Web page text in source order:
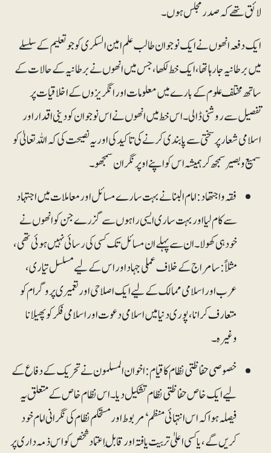
لائق تھے کہ صدر مجلس ہوں۔
ایک دفعہ انھوں نے ایک نوجوان طالب علم امین السکری کو جو تعلیم کے سلسلے
میں برطانیہ جارہا تھا، ایک خط لکھا، جس میں انھوں نے برطانیہ کے حالات کے
ساتھ مختلف علوم کے بارے میں معلومات اور انگریزوں کے اخلاقیات پر
تفصیل سے روشنی ڈالی۔ اس خط میں انھوں نے اس نوجوان کو دینی اقدار اور
اسلامی شعار پر سختی سے پابندی کرنے کی تاکید کی اور یہ نصیحت کی کہ اللہ تعالیٰ کو
سمیع و بصیر سمجھ کر ہمیشہ اس کواپنے اوپر نگران سمجھو۔
فقہ و اجتھاد: امام البنا نے بہت سارے مسائل اور معاملات میں اجتہاد
سے کام لیا اور بہت ساری ایسی راہوں سے گزرے جن کو انھوں نے
خود ہی کھولا۔ ان سے پہلے ان مسائل تک کسی کی رسائی نہیں ہوئی تھی،
مثلاً:سامراج کے خلاف عملی جہاد اور اس کے لیے مسلسل تیاری ،
عرب اور اسلامی ممالک کے لیے ایک اصلاحی اور تعمیری پروگرام کو
متعارف کرانا، پوری دنیا میں اسلامی دعوت اور اسلامی فکر کو پھیلانا
وغیرہ۔
خصوصی حفاظتی نظام کا قیام : اخوان المسلمون نے تحریک کے دفاع کے
لیے ایک خاص حفاظتی نظام تشکیل دیا۔ اس نظام خاص کے متعلق یہ
فیصلہ ہوا کہ اس انتہائی منظم‘ مربوط اور مستحکم نظام کی نگرانی امام خود
کریں گے، یا کسی اعلیٰ تربیت یافتہ اور قابلِ اعتماد شخص کو اس ذمہ داری پر